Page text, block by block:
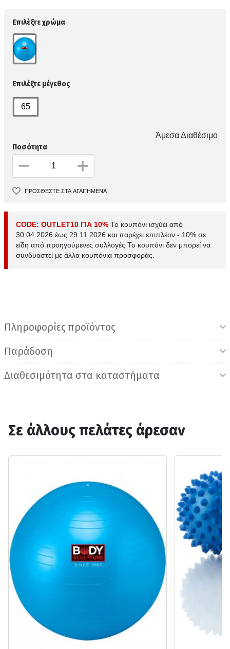
Επιλέξτε χρώμα
Επιλέξτε μέγεθος
65
Άμεσα Διαθέσιμο
Ποσότητα
ΠΡΟΣΘΕΣΤΕ ΣΤΑ ΑΓΑΠΗΜΕΝΑ
CODE: OUTLET10 ΓΙΑ 10% Το κουπόνι ισχύει από
30.04.2026 έως 29.11.2026 και παρέχει επιπλέον - 10% σε
είδη από προηγούμενες συλλογές Το κουπόνι δεν μπορεί να
συνδυαστεί με άλλα κουπόνια προσφοράς.
Πληροφορίες προϊόντος
Παράδοση
Διαθεσιμότητα στα καταστήματα
Σε άλλους πελάτες άρεσαν